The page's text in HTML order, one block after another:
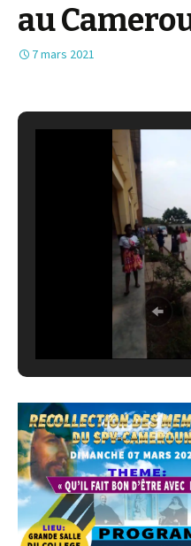
au
7 mars 2021